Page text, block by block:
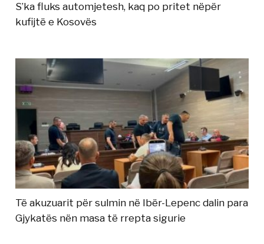
S’ka fluks automjetesh, kaq po pritet nëpër
kufijtë e Kosovës
Të akuzuarit për sulmin në Ibër-Lepenc dalin para
Gjykatës nën masa të rrepta sigurie